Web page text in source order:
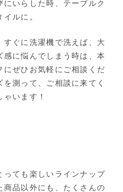
いらした時、テーブルク
ルに。
すぐに洗濯機で洗えば、大
に悩んでしまう時は、本
にぜひお気軽にご相談くだ
測って、ご相談に来てく
います！
っても楽しいラインナップ
商品以外にも、たくさんの